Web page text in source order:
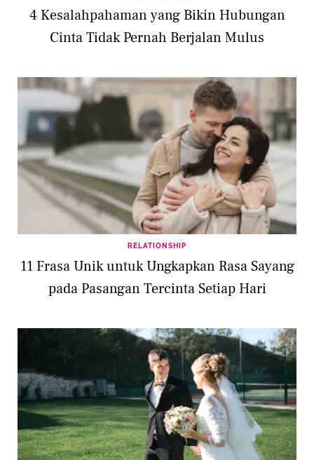
4 Kesalahpahaman yang Bikin Hubungan
Cinta Tidak Pernah Berjalan Mulus
RELATIONSHIP
11 Frasa Unik untuk Ungkapkan Rasa Sayang
pada Pasangan Tercinta Setiap Hari